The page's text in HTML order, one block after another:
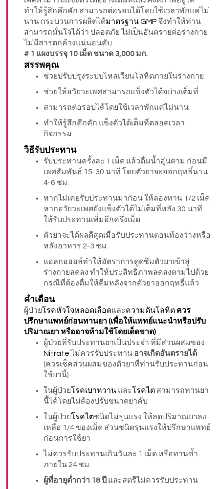
ทำให้รู้สึกคึกคัก สามารถต่อรอบได้โดยใช้เวลาพักแค่ไม่
นาน กระบวนการผลิตได้มาตรฐาน GMP จึงทำให้ท่าน
สามารถมั่นใจได้ว่า ปลอดภัย ไม่เป็นอันตรายต่อร่างกาย
ไม่มีสารตกค้างแน่นอนคับ
# 1 แผงบรรจุ 10 เม็ด ขนาด 3,000 มก.
สรรพคุณ
ช่วยปรับปรุงระบบไหลเวียนโลหิตภายในร่างกาย
ช่วยให้อวัยวะเพศสามารถแข็งตัวได้อย่างเต็มที่
สามารถต่อรอบได้โดยใช้เวลาพักแค่ไม่นาน
ทำให้รู้สึกคึกคัก แข็งตัวได้เต็มที่ตลอดเวลา
กิจกรรม
วิธีรับประทาน
รับประทานครั้งละ 1 เม็ด แล้วดื่มน้ำอุ่นตาม ก่อนมี
เพศสัมพันธ์ 15-30 นาที โดยตัวยาจะออกฤทธิ์นาน
4-6 ชม.
หากไม่เคยรับประทานมาก่อน ให้ลองทาน 1/2 เม็ด
หากอวัยวะเพศยังแข็งตัวได้ไม่เต็มที่หลัง 30 นาที
ให้รับประทานเพิ่มอีกครึ่งเม็ด.
ตัวยาจะได้ผลดีสุดเมื่อรับประทานตอนท้องว่างหรือ
หลังอาหาร 2-3 ชม.
แอลกอฮอล์ทำให้อัตราการดูดซึมตัวยาเข้าสู่
ร่างกายลดลง ทำให้ประสิทธิภาพลดลงตามไปด้วย
กรณีที่ต้องดื่มให้ดื่มหลังจากตัวยาออกฤทธิ์แล้ว
คำเตือน
ผู้ป่วยโรคหัวใจหลอดเลือดและความดันโลหิต ควร
ปรึกษาแพทย์ก่อนทานยา (เพื่อให้แพทย์แนะนำหรือปรับ
ปริมาณยา หรืออาจห้ามใช้โดยเด็ดขาด)
ผู้ป่วยที่รับประทานยาเป็นประจำ ที่มีส่วนผสมของ
Nitrate ไม่ควรรับประทาน อาจเกิดอันตรายได้
(ควรเช็คส่วนผสมของตัวยาที่ท่านรับประทานก่อน
ใช้ยานี้)
ในผู้ป่วยโรคเบาหวานและ โรคไตสามารถทานยา
นี้ได้โดยไม่ต้องปรับขนาดยาคับ
ในผู้ป่วยโรคไตชนิดไม่รุนแรง ให้ลดปริมาณยาลง
เหลือ 1/4 ของเม็ด ส่วนชนิดรุนแรงให้ปรึกษาแพทย์
ก่อนการใช้ยา
ไม่ควรรับประทานเกินวันละ 1 เม็ด หรือทานซ้ำ
ภายใน 24 ชม.
ผู้ที่อายุต่ำกว่า 18 ปี และสตรีไม่ควรรับประทาน